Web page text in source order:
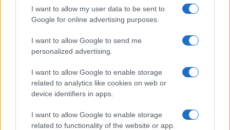
I want to allow my user data to be sent to
Google for online advertising purposes.
I want to allow Google to send me
personalized advertising.
I want to allow Google to enable storage
related to analytics like cookies on web or
device identifiers in apps.
I want to allow Google to enable storage
related to functionality of the website or app.
Francisco
Matteo Pellegrino · 6 Ago 2026
LIFESTYLE